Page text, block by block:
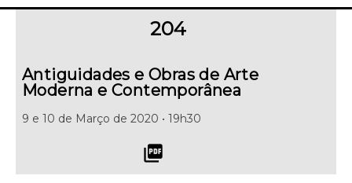
204
Antiguidades e Obras de Arte
Moderna e Contemporânea
9 e 10 de Março de 2020 • 19h30
picture_as_pdf